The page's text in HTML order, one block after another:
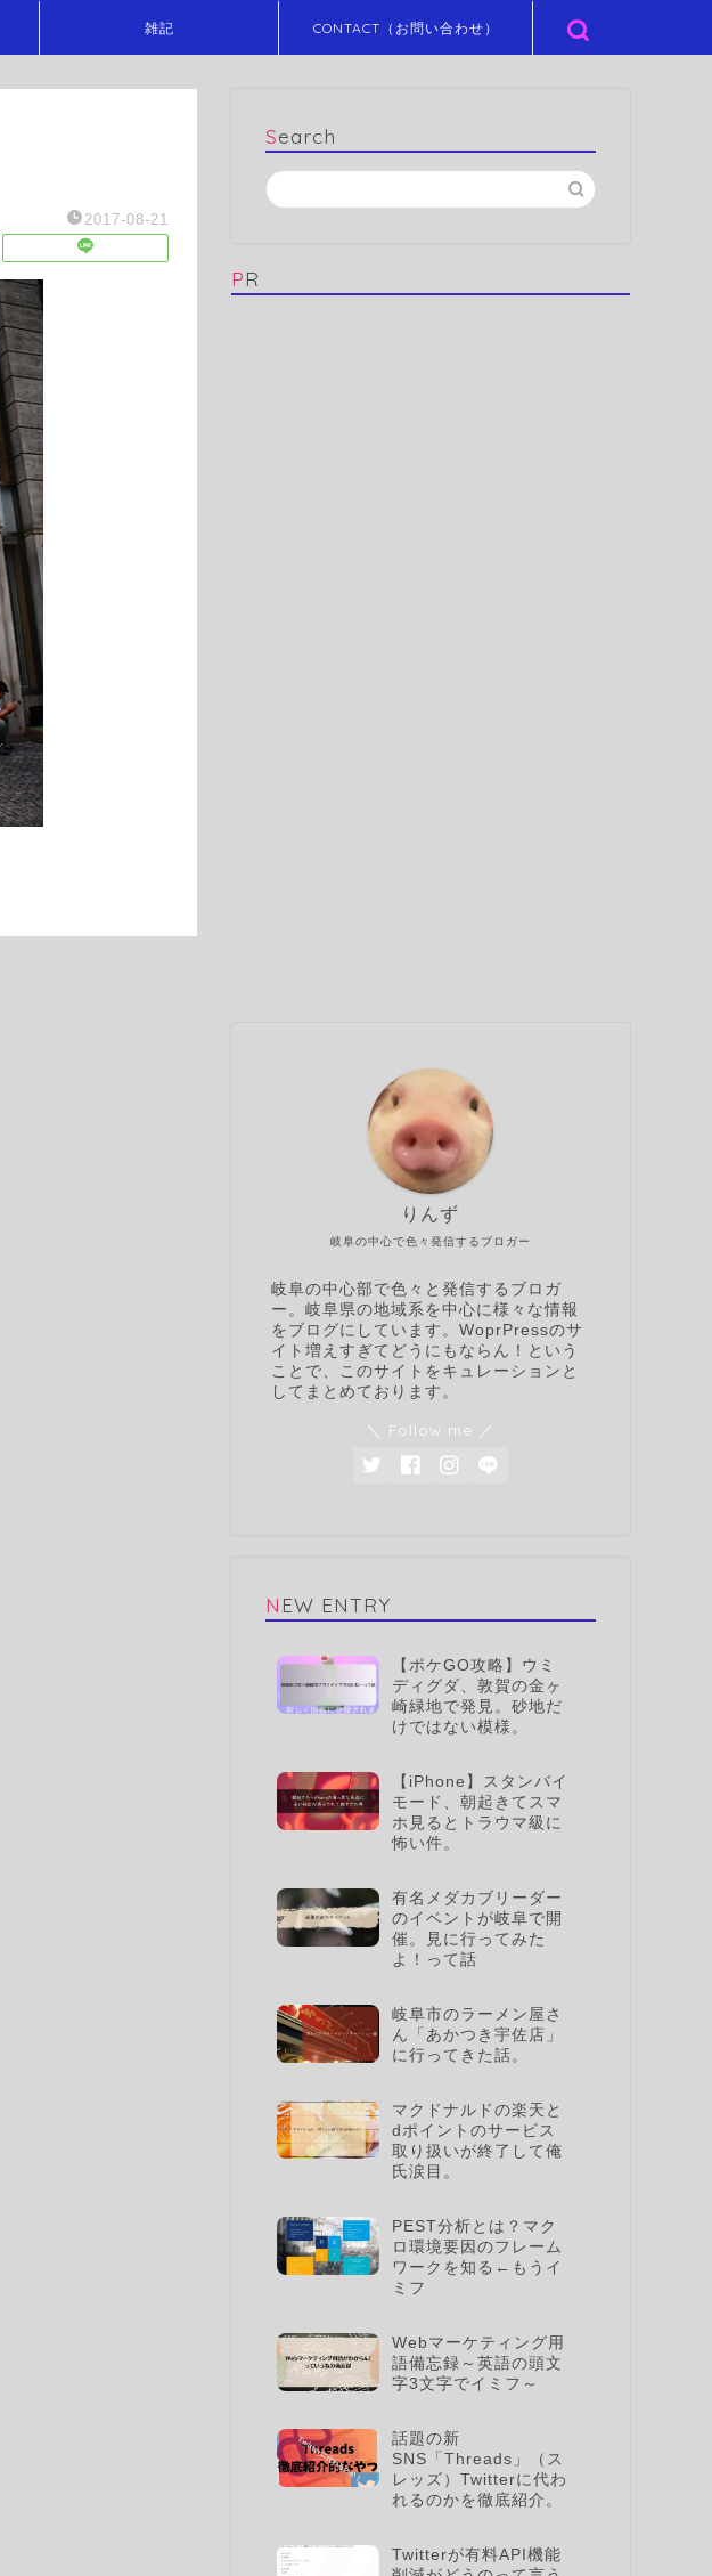
雑記 CONTACT（お問い合わせ）
2017-08-21
Search
PR
岐阜の中心で色々発信するブロガー
りんず
岐阜の中心部で色々と発信するブロガ
ー。岐阜県の地域系を中心に様々な情報
をブログにしています。WoprPressのサ
イト増えすぎてどうにもならん！という
ことで、このサイトをキュレーションと
してまとめております。
＼ Follow me ／
NEW ENTRY
【ポケGO攻略】ウミ
ディグダ、敦賀の金ヶ
崎緑地で発見。砂地だ
けではない模様。
【iPhone】スタンバイ
モード、朝起きてスマ
ホ見るとトラウマ級に
怖い件。
有名メダカブリーダー
のイベントが岐阜で開
催。見に行ってみた
よ！って話
岐阜市のラーメン屋さ
ん「あかつき宇佐店」
に行ってきた話。
マクドナルドの楽天と
dポイントのサービス
取り扱いが終了して俺
氏涙目。
PEST分析とは？マク
ロ環境要因のフレーム
ワークを知る←もうイ
ミフ
Webマーケティング用
語備忘録～英語の頭文
字3文字でイミフ～
話題の新
SNS「Threads」（ス
レッズ）Twitterに代わ
れるのかを徹底紹介。
Twitterが有料API機能